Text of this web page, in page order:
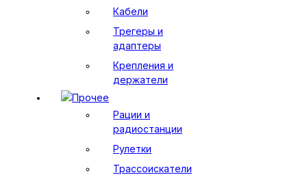
Кабели
Трегеры и
адаптеры
Крепления и
держатели
Прочее
Рации и
радиостанции
Рулетки
Трассоискатели